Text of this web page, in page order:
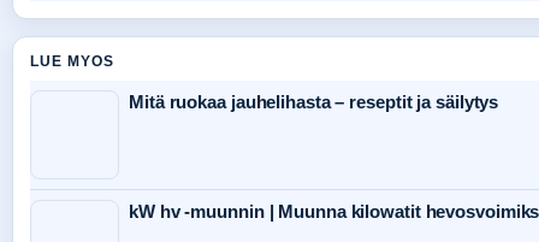
LUE MYOS
Mitä ruokaa jauhelihasta – reseptit ja säilytys
kW hv -muunnin | Muunna kilowatit